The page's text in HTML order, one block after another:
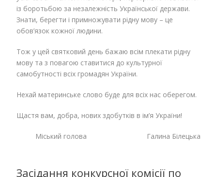
із боротьбою за незалежність Української держави.
Знати, берегти і примножувати рідну мову – це
обов’язок кожної людини.
Тож у цей святковий день бажаю всім плекати рідну
мову та з повагою ставитися до культурної
самобутності всіх громадян України.
Нехай материнське слово буде для всіх нас оберегом.
Щастя вам, добра, нових здобутків в ім’я України!
Міський голова Галина Білецька
Засідання конкурсної комісії по